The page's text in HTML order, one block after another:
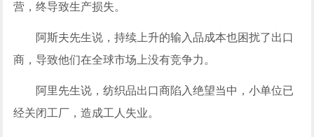
营，终导致生产损失。
阿斯夫先生说，持续上升的输入品成本也困扰了出口
商，导致他们在全球市场上没有竞争力。
阿里先生说，纺织品出口商陷入绝望当中，小单位已
经关闭工厂，造成工人失业。